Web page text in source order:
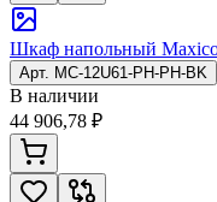
Шкаф напольный
Арт. MC-12U61-PH-PH-BK
В наличии
44 906,78 ₽